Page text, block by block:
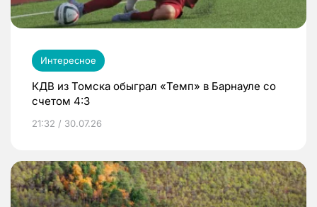
Интересное
КДВ из Томска обыграл «Темп» в Барнауле со
счетом 4:3
21:32 / 30.07.26